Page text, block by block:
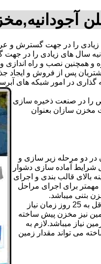
را در جهت گسترش و
سال های زیادی را
و همچنین نصب و راه
از فروش و ایجاد
را در صنعت ذخیره سازی
مخزن سازان بعنوان
دو مرحله زیر سازی و
شرایط آماده سازی دشوار
بالای قالب بندی و اجرای
برای اجرای مراحل
بتنی میباشد.
علاوه بر هزینه ساخت از نظر زمانبندی آماده سازی و احداث مخزن بتنی در بهترین شرایط حداقل به 25 روز زمان نیاز
برد.از نظر مساحت زمین نیز مخزن پیش ساخته
نیاز میباشد.لازم به
می تواند مقدار زمین